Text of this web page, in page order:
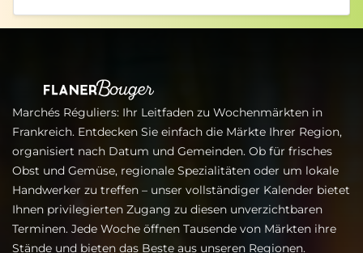
Marchés Réguliers: Ihr Leitfaden zu Wochenmärkten in
Frankreich. Entdecken Sie einfach die Märkte Ihrer Region,
organisiert nach Datum und Gemeinden. Ob für frisches
Obst und Gemüse, regionale Spezialitäten oder um lokale
Handwerker zu treffen – unser vollständiger Kalender bietet
Ihnen privilegierten Zugang zu diesen unverzichtbaren
Terminen. Jede Woche öffnen Tausende von Märkten ihre
Stände und bieten das Beste aus unseren Regionen.